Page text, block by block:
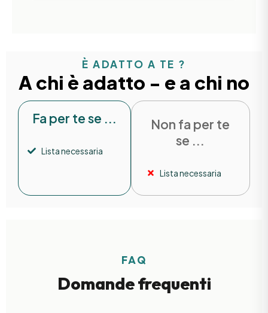
È ADATTO A TE ?
A chi è adatto - e a chi no
Fa per te se ...
Lista necessaria
Non fa per te
se ...
Lista necessaria
FAQ
Domande frequenti